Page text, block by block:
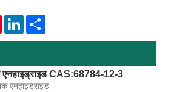
PinterestLinkedIn
CAS:68784-12-3
एनहाइड्राइड